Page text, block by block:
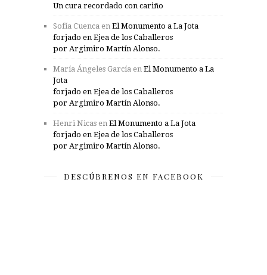
Un cura recordado con cariño
Sofía Cuenca en El Monumento a La Jota
forjado en Ejea de los Caballeros
por Argimiro Martín Alonso.
María Ángeles García en El Monumento a La
Jota
forjado en Ejea de los Caballeros
por Argimiro Martín Alonso.
Henri Nicas en El Monumento a La Jota
forjado en Ejea de los Caballeros
por Argimiro Martín Alonso.
DESCÚBRENOS EN FACEBOOK